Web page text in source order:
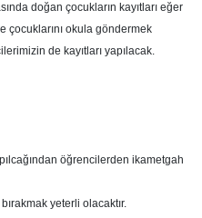
doğan çocukların kayıtları eğer
okula göndermek
de kayıtları yapılacak.
öğrencilerden ikametgah
yeterli olacaktır.